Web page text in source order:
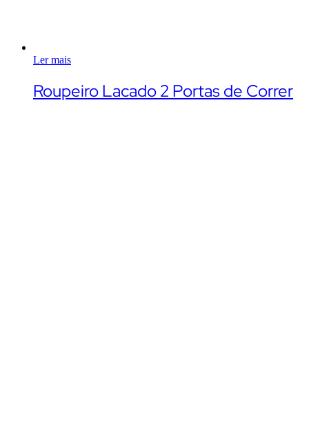
Ler mais
Roupeiro Lacado 2 Portas de Correr